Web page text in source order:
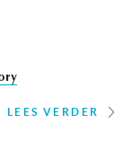
LEES VERDER